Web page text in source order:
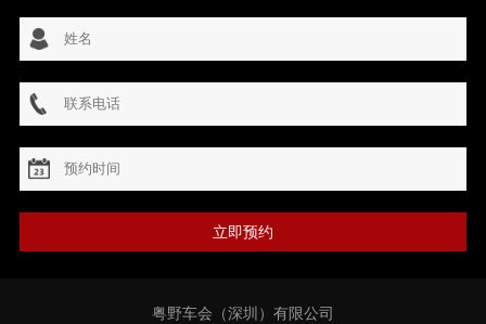
立即预约
粤野车会（深圳）有限公司